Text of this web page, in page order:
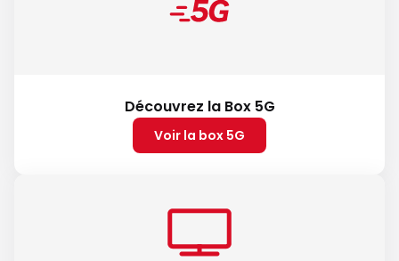
Découvrez la Box 5G
Voir la box 5G